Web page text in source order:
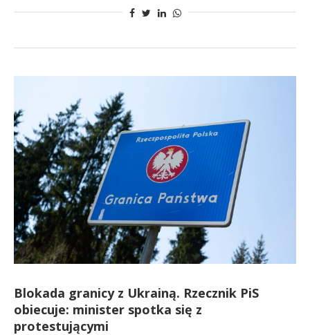
Blokada granicy z Ukrainą. Rzecznik PiS
obiecuje: minister spotka się z
protestującymi